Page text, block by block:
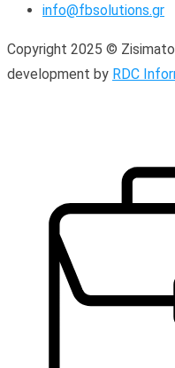
info@fbsolutions.gr
Copyright 2025 ©
development by RDC